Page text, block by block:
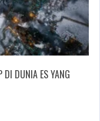
DI DUNIA ES YANG